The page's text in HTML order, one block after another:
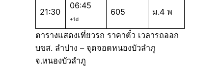
21:30
06:45
+1d
605 ม.4 พ
ตารางแสดงเที่ยวรถ ราคาตั๋ว เวลารถออก
บขส. ลำปาง – จุดจอดหนองบัวลำภู
จ.หนองบัวลำภู